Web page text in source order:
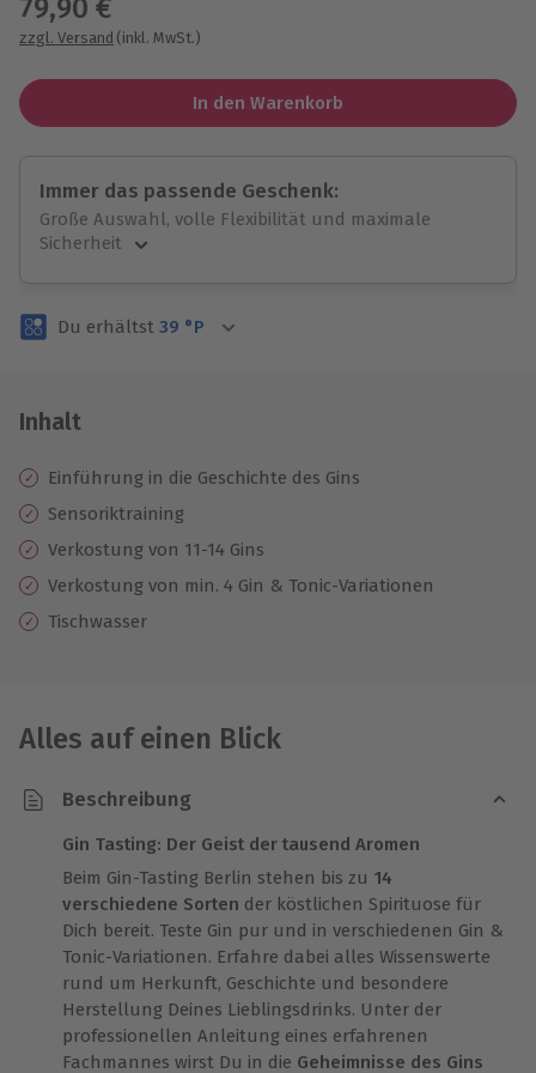
79,90 €
zzgl. Versand (inkl. MwSt.)
In den Warenkorb
Immer das passende Geschenk:
Große Auswahl, volle Flexibilität und maximale
Sicherheit
Volle Flexibilität
3 Jahre gültig & verlängerbar.
Du erhältst 39 °P
Inhalt
Einführung in die Geschichte des Gins
Sensoriktraining
Verkostung von 11-14 Gins
Verkostung von min. 4 Gin & Tonic-Variationen
Tischwasser
Alles auf einen Blick
Beschreibung
Gin Tasting: Der Geist der tausend Aromen
Beim Gin-Tasting Berlin stehen bis zu 14
verschiedene Sorten der köstlichen Spirituose für
Dich bereit. Teste Gin pur und in verschiedenen Gin &
Tonic-Variationen. Erfahre dabei alles Wissenswerte
rund um Herkunft, Geschichte und besondere
Herstellung Deines Lieblingsdrinks. Unter der
professionellen Anleitung eines erfahrenen
Fachmannes wirst Du in die Geheimnisse des Gins